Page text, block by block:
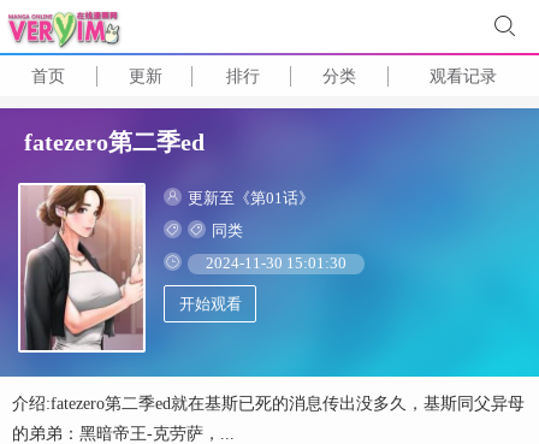
首页 更新 排行 分类 观看记录
fatezero第二季ed
更新至《第01话》
同类
2024-11-30 15:01:30
开始观看
介绍:fatezero第二季ed就在基斯已死的消息传出没多久，基斯同父异母
的弟弟：黑暗帝王-克劳萨，...